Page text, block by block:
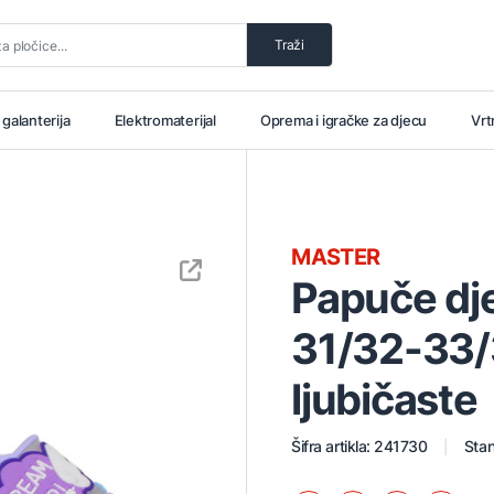
Traži
Elektromaterijal Oprema i igračke za djecu
Papuče
31/32-
ljubičaste
MASTER
Šifra artikla: 241730